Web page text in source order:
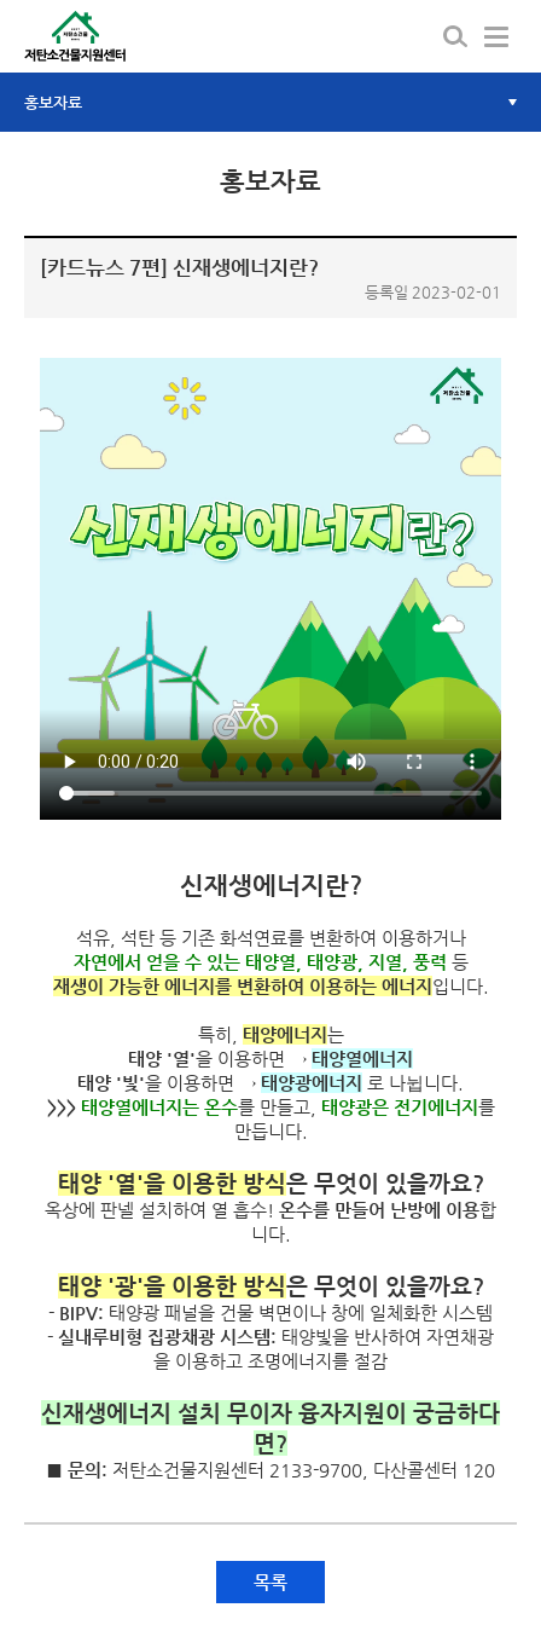
메
뉴
탄
소
건
현홍보자료
기
홍보자료
[카드뉴스 7편] 신재생에너지란?
등록일 2023-02-01
신재생에너지란?
석유, 석탄 등 기존 화석연료를 변환하여 이용하거나
자연에서 얻을 수 있는 태양열, 태양광, 지열, 풍력 등
재생이 가능한 에너지를 변환하여 이용하는 에너지 입니다.
특히, 태양에너지 는
태양 '열'을 이용하면 → 태양열에너지
태양 '빛'을 이용하면 → 태양광에너지 로 나뉩니다.
>>> 태양열에너지는 온수를 만들고, 태양광은 전기에너지 를
만듭니다.
태양 '열'을 이용한 방식은 무엇이 있을까요?
옥상에 판넬 설치하여 열 흡수! 온수를 만들어 난방에 이용합
니다.
태양 '광'을 이용한 방식은 무엇이 있을까요?
- BIPV: 태양광 패널을 건물 벽면이나 창에 일체화한 시스템
- 실내루비형 집광채광 시스템: 태양빛을 반사하여 자연채광
을 이용하고 조명에너지를 절감
신재생에너지 설치 무이자 융자지원이 궁금하다
면?
■ 문의: 저탄소건물지원센터 2133-9700, 다산콜센터 120
목록